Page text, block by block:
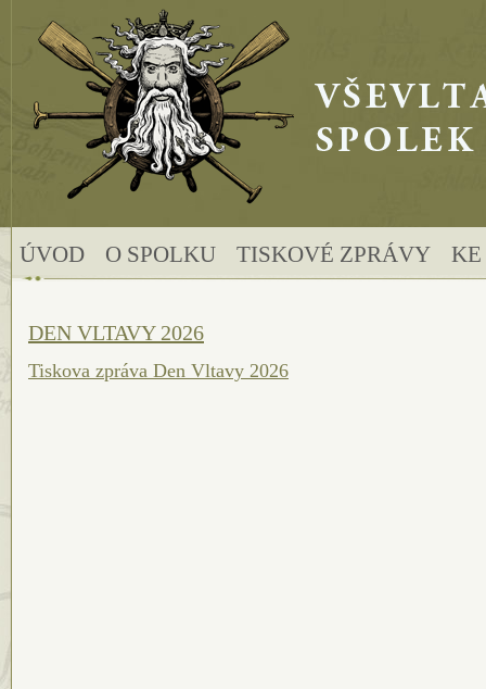
Hlavní stránka
ÚVOD O SPOLKU TISKOVÉ ZPRÁVY KE
DEN VLTAVY 2026
Tiskova zpráva Den Vltavy 2026